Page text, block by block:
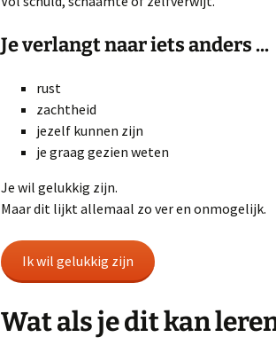
Je verlangt naar iets anders ...
rust
zachtheid
jezelf kunnen zijn
je graag gezien weten
Je wil gelukkig zijn.
Maar dit lijkt allemaal zo ver en onmogelijk.
Ik wil gelukkig zijn
Wat als je dit kan